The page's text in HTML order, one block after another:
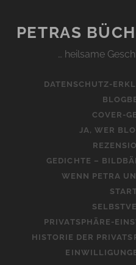
PETRAS
… heilsame
DATENSCHUTZ-
COVER-
JA, WER
GEDICHTE –
WENN PETRA
PRIVATSPHÄRE-
HISTORIE DER